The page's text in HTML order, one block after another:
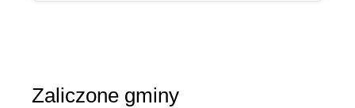
Zaliczone gminy